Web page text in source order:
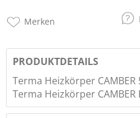
Merken
PRODUKTDETAILS
Terma Heizkörper CAMBER
Terma Heizkörper CAMBER